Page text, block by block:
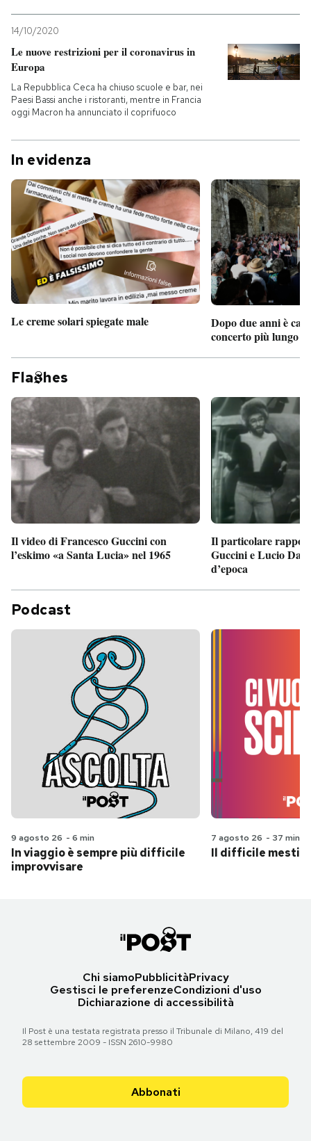
14/10/2020
Le nuove restrizioni per il coronavirus in
Europa
La Repubblica Ceca ha chiuso scuole e bar, nei
Paesi Bassi anche i ristoranti, mentre in Francia
oggi Macron ha annunciato il coprifuoco
In evidenza
Le creme solari spiegate male
Dopo due anni è
concerto più lungo
Fla hes
Il video di Francesco Guccini con
l’eskimo «a Santa Lucia» nel 1965
Il particolare
Guccini e Lucio
d’epoca
Podcast
9 agosto 26 - 6 min
In viaggio è sempre più difficile
improvvisare
7 agosto 26 - 37 min
Il difficile
Chi siamoPubblicitàPrivacy
Gestisci le preferenzeCondizioni d'uso
Dichiarazione di accessibilità
Il Post è una testata registrata presso il Tribunale di Milano, 419 del
28 settembre 2009 - ISSN 2610-9980
Abbonati